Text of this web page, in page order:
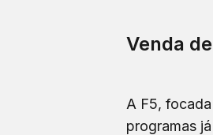
Venda
A F5,
programas